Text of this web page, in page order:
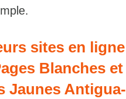
sites en ligne
Blanches et
Jaunes Antigua-